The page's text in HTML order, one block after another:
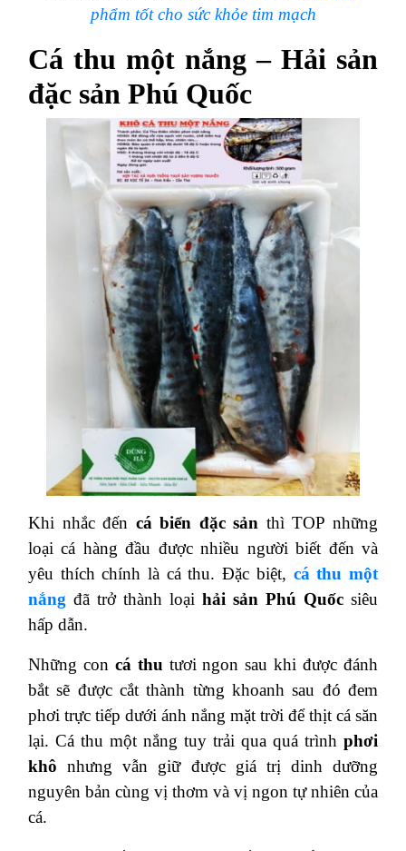
phẩm tốt cho sức khỏe tim mạch
Cá thu một nắng – Hải sản
đặc sản Phú Quốc
Khi nhắc đến cá biển đặc sản thì TOP những
loại cá hàng đầu được nhiều người biết đến và
yêu thích chính là cá thu. Đặc biệt, cá thu một
nắng đã trở thành loại hải sản Phú Quốc siêu
hấp dẫn.
Những con cá thu tươi ngon sau khi được đánh
bắt sẽ được cắt thành từng khoanh sau đó đem
phơi trực tiếp dưới ánh nắng mặt trời để thịt cá săn
lại. Cá thu một nắng tuy trải qua quá trình phơi
khô nhưng vẫn giữ được giá trị dinh dưỡng
nguyên bản cùng vị thơm và vị ngon tự nhiên của
cá.